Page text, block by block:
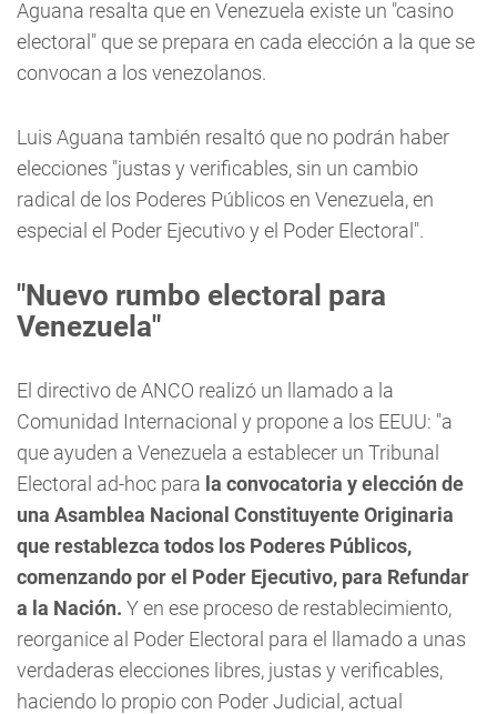
Aguana resalta que en Venezuela existe un "casino
electoral" que se prepara en cada elección a la que se
convocan a los venezolanos.
Luis Aguana también resaltó que no podrán haber
elecciones "justas y verificables, sin un cambio
radical de los Poderes Públicos en Venezuela, en
especial el Poder Ejecutivo y el Poder Electoral".
"Nuevo rumbo electoral para
Venezuela"
El directivo de ANCO realizó un llamado a la
Comunidad Internacional y propone a los EEUU: "a
que ayuden a Venezuela a establecer un Tribunal
Electoral ad-hoc para la convocatoria y elección de
una Asamblea Nacional Constituyente Originaria
que restablezca todos los Poderes Públicos,
comenzando por el Poder Ejecutivo, para Refundar
a la Nación. Y en ese proceso de restablecimiento,
reorganice al Poder Electoral para el llamado a unas
verdaderas elecciones libres, justas y verificables,
haciendo lo propio con Poder Judicial, actual